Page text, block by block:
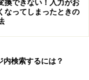
る。
クする。
ックする。
換できない！入力がお
なってしまったときの
検索するには？